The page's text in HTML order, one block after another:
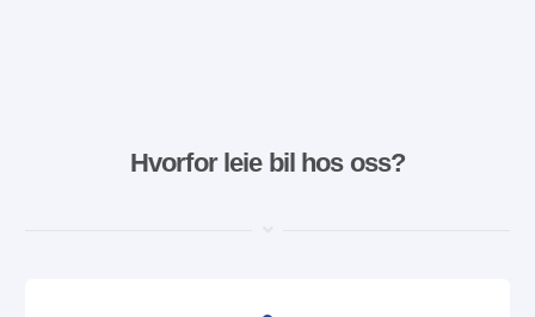
Hvorfor leie bil hos oss?